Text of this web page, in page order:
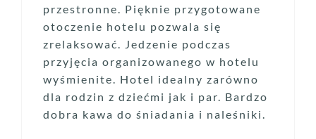
przestronne. Pięknie przygotowane
otoczenie hotelu pozwala się
zrelaksować. Jedzenie podczas
przyjęcia organizowanego w hotelu
wyśmienite. Hotel idealny zarówno
dla rodzin z dziećmi jak i par. Bardzo
dobra kawa do śniadania i naleśniki.